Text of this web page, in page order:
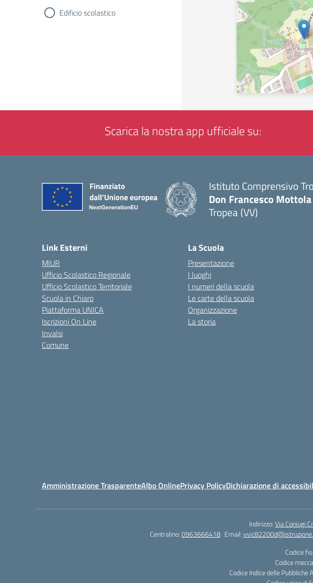
Edificio scolastico
Scarica la nostra app ufficiale su:
Istituto Comprensivo
Don Francesco Mottola
Tropea (VV)
Link Esterni
MIUR
Ufficio Scolastico Regionale
Ufficio Scolastico Territoriale
Scuola in Chiaro
Piattaforma UNICA
Iscrizioni On Line
Invalsi
Comune
La Scuola
Presentazione
I luoghi
I numeri della scuola
Le carte della scuola
Organizzazione
La storia
Amministrazione TrasparenteAlbo OnlinePrivacy PolicyDichiarazione di
Indirizzo:Via Coniugi
Centralino:0963666418 Email:
Codice
Codice
Codice Indice delle